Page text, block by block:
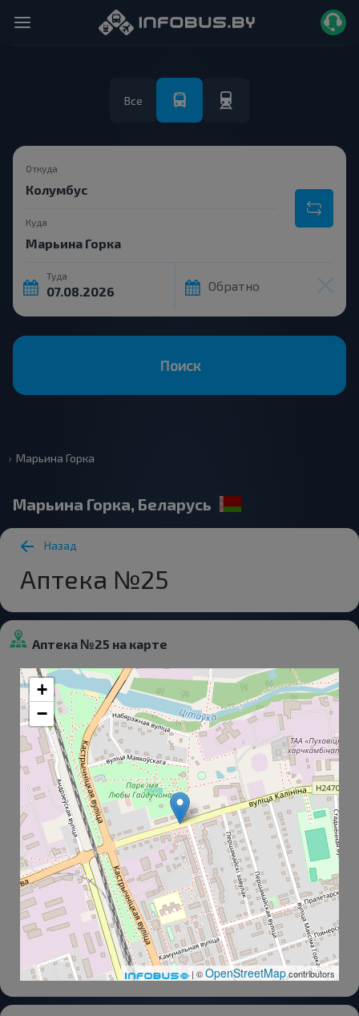
Все
Откуда
Куда
Туда
Обратно
Поиск
Марьина Горка
Марьина Горка, Беларусь
Назад
Аптека №25
Аптека №25 на карте
+
−
| ©OpenStreetMapcontributors